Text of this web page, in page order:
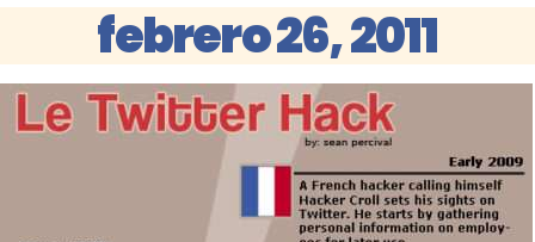
febrero 26, 2011